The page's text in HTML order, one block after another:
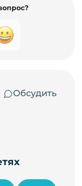
Обсудить